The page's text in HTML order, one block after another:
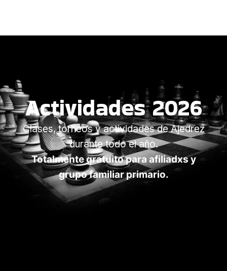
Actividades 2026
Clases, torneos y actividades de Ajedrez
durante todo el año.
Totalmente gratuito para afiliadxs y
grupo familiar primario.